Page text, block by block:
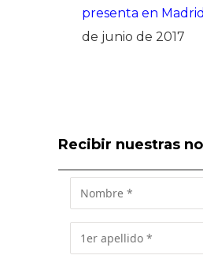
presenta en
de junio de 2017
Recibir nuestras